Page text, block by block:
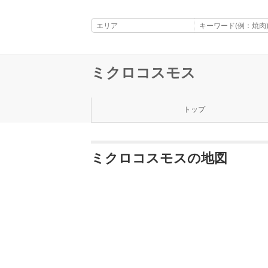
ミクロコスモス
トップ
ミクロコスモスの地図